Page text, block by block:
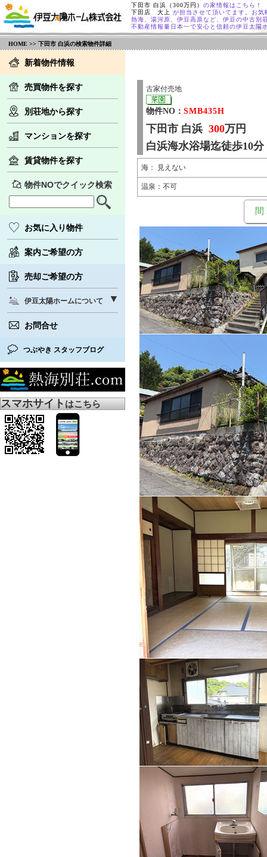
下田市 白浜（300万円） の家情報はこちら！
下田店 大上 が担当させて頂いてます。お気
熱海、湯河原、伊豆高原など、伊豆の中古別
不動産情報量日本一で安心と信頼の伊豆太陽
HOME >> 下田市 白浜の検索物件詳細
新着物件情報
売買物件を探す
別荘地から探す
マンションを探す
賃貸物件を探す
物件NOでクイック検索
お気に入り物件
案内ご希望の方
売却ご希望の方
伊豆太陽ホームについて
お問合せ
つぶやき スタッフブログ
スマホサイトはこちら
古家付売地
物件NO： SMB435H
下田市 白浜 300万円
白浜海水浴場迄徒歩10分
海： 見えない
温泉：不可
間